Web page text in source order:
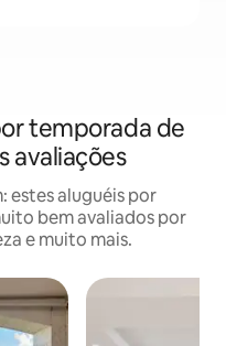
temporada de
avaliações
estes aluguéis por
bem avaliados por
e muito mais.